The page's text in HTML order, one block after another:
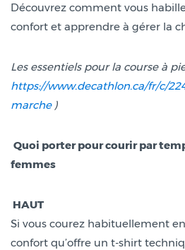
Découvrez comment vous
confort et apprendre à gérer la
Les essentiels pour la course à
https://www.decathlon.ca/fr/c/
marche)
Quoi porter pour courir par
femmes
HAUT
Si vous courez habituellement
confort qu’offre un t-shirt